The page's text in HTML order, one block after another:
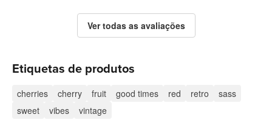
Ver todas as avaliações
Etiquetas de produtos
cherries cherry fruit good times red retro
sass
sweet
vibes vintage